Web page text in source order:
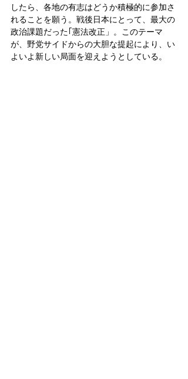
したら、各地の有志はどうか積極的に参加さ
れることを願う。戦後日本にとって、最大の
政治課題だった｢憲法改正」。このテーマ
が、野党サイドからの大胆な提起により、い
よいよ新しい局面を迎えようとしている。